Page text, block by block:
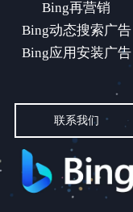
Bing再营销
Bing动态搜索广告
Bing应用安装广告
联系我们
Bing再营销
Bing动态搜索广告
Bing应用安装广告
联系我们